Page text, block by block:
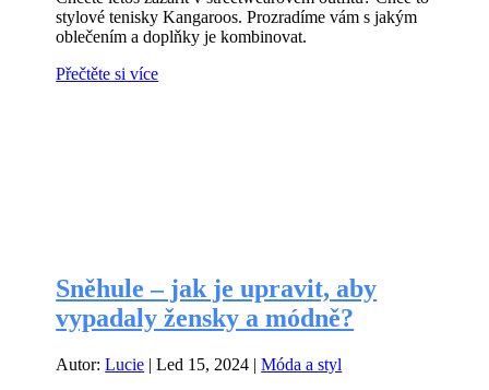
stylové tenisky Kangaroos. Prozradíme vám s jakým
oblečením a doplňky je kombinovat.
Přečtěte si více
Sněhule – jak je upravit, aby
vypadaly žensky a módně?
Autor:Lucie |Led 15, 2024 |Móda a styl